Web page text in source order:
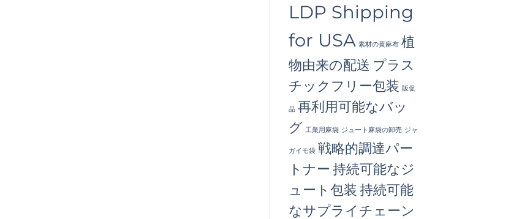
LDP Shipping
for USA 素材の黄麻布 植
物由来の配送 プラス
チックフリー包装 販促
品 再利用可能なバッ
グ 工業用麻袋 ジュート麻袋の卸売 ジャ
ガイモ袋 戦略的調達パー
トナー 持続可能なジ
ュート包装持続可能
なサプライチェーン